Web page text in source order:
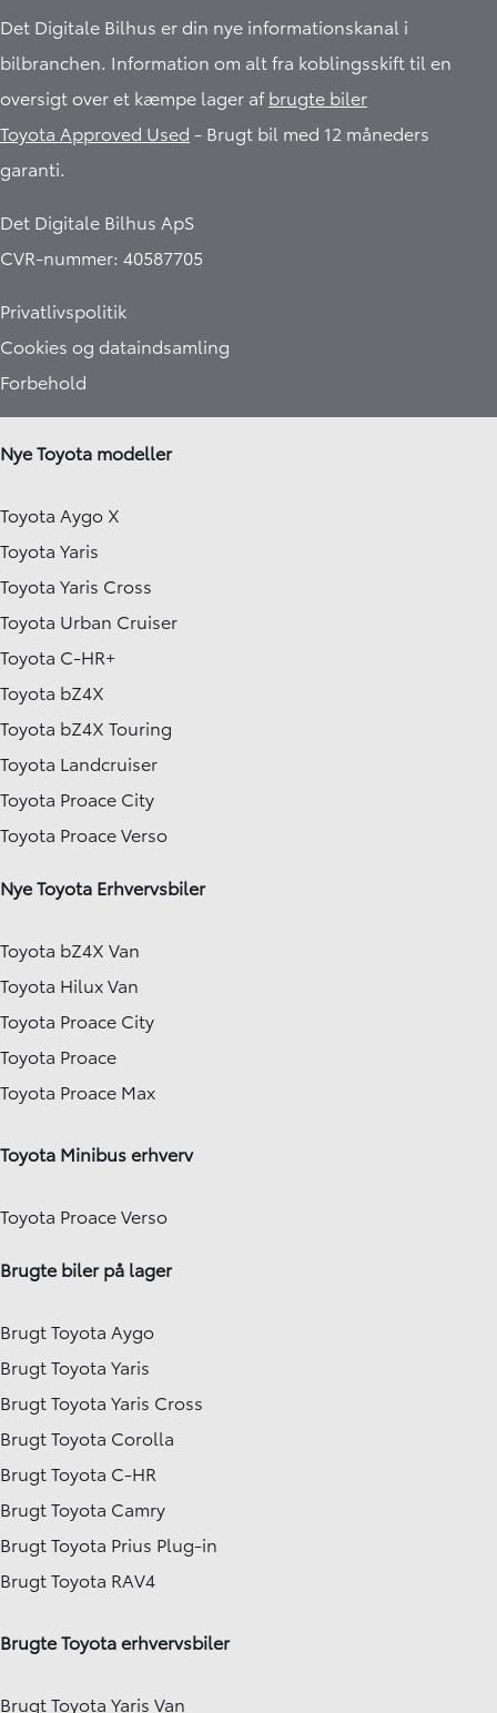
Det Digitale Bilhus er din nye informationskanal i
bilbranchen. Information om alt fra koblingsskift til en
oversigt over et kæmpe lager afbrugte biler
Toyota Approved Used - Brugt bil med 12 måneders
garanti.​
Det Digitale Bilhus ApS
CVR-nummer: 40587705
Privatlivspolitik
Cookies og dataindsamling
Forbehold
Nye Toyota modeller
Toyota Aygo X
Toyota Yaris
Toyota Yaris Cross
Toyota Urban Cruiser
Toyota C-HR+
Toyota bZ4X
Toyota bZ4X Touring
Toyota Landcruiser
Toyota Proace City
Toyota Proace Verso
Nye Toyota Erhvervsbiler
Toyota bZ4X Van
Toyota Hilux Van
Toyota Proace City
Toyota Proace
Toyota Proace Max
Toyota Minibus erhverv
Toyota Proace Verso
Brugte biler på lager
Brugt Toyota Aygo
Brugt Toyota Yaris
Brugt Toyota Yaris Cross
Brugt Toyota Corolla
Brugt Toyota C-HR
Brugt Toyota Camry
Brugt Toyota Prius Plug-in
Brugt Toyota RAV4
Brugte Toyota erhvervsbiler
Brugt Toyota Yaris Van